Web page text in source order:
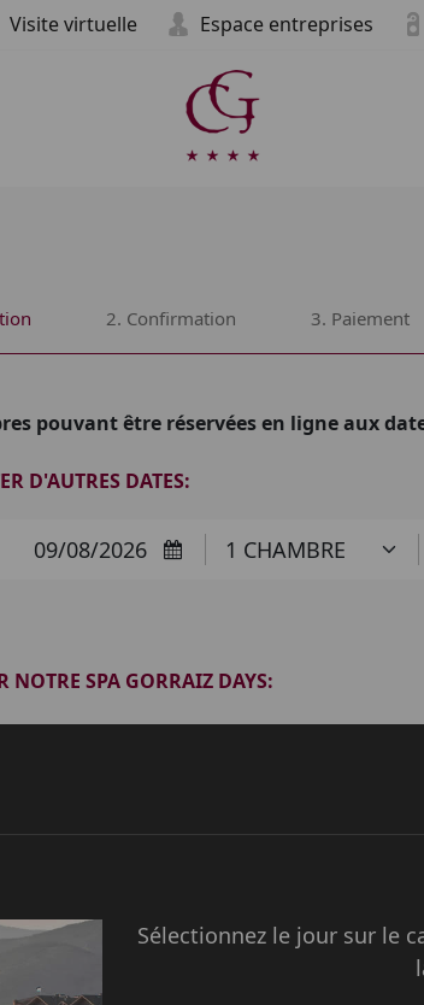
Visite virtuelle Espace entreprises
2. Confirmation 3. Paiement
pouvant être réservées en ligne aux
D'AUTRES DATES:
DÉPARTCHAMBRES
NOTRE SPA GORRAIZ DAYS:
Sélectionnez le jour sur le